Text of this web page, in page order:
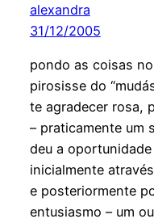
alexandra
31/12/2005
pondo as coisas
pirosisse do
te agradecer rosa,
– praticamente um
deu a
inicialmente
e posteriormente
entusiasmo – um